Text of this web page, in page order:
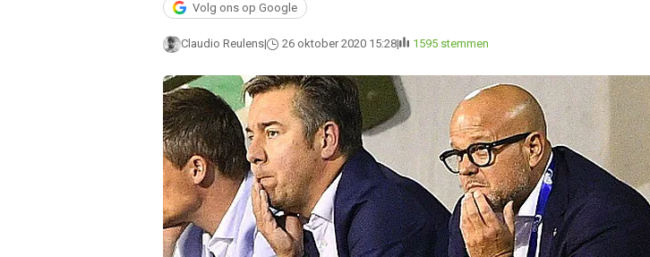
Volg ons op Google
Claudio Reulens 26 oktober 2020 15:28 1595 stemmen